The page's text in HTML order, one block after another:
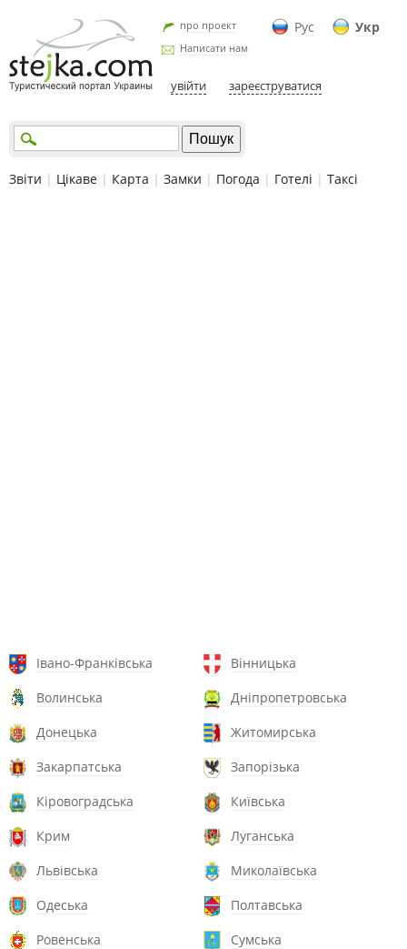
Рус Укр
про проект
Написати нам
увійти зареєструватися
Звіти | Цікаве | Карта | Замки | Погода | Готелі | Таксі
Івано-Франківська
Вінницька
Волинська
Дніпропетровська
Донецька
Житомирська
Закарпатська
Запорізька
Кіровоградська
Київська
Крим
Луганська
Львівська
Миколаївська
Одеська
Полтавська
Ровенська
Сумська